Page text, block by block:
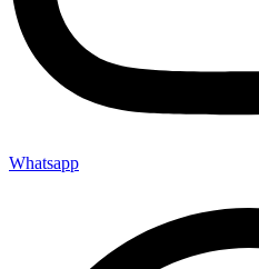
Whatsapp